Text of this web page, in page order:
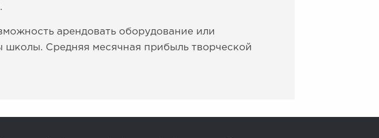
арендовать оборудование или
школы. Средняя месячная прибыль творческой